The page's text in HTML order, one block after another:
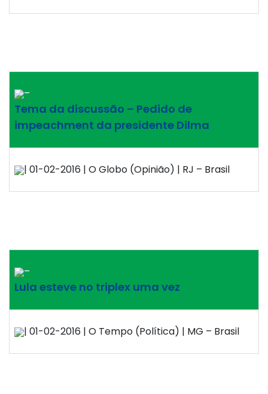
–
Tema da discussão – Pedido de
impeachment da presidente Dilma
| 01-02-2016 | O Globo (Opinião) | RJ – Brasil
–
Lula esteve no triplex uma vez
| 01-02-2016 | O Tempo (Política) | MG – Brasil